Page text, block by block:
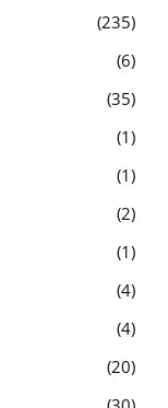
235
6
35
1
1
2
1
4
4
20